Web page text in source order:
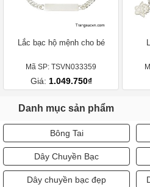
Lắc bạc hộ mệnh cho bé
Mã SP: TSVN033359
Giá: 1.049.750₫
Danh mục sản phẩm
Bông Tai
Dây Chuyền Bạc
Dây chuyền bạc đẹp